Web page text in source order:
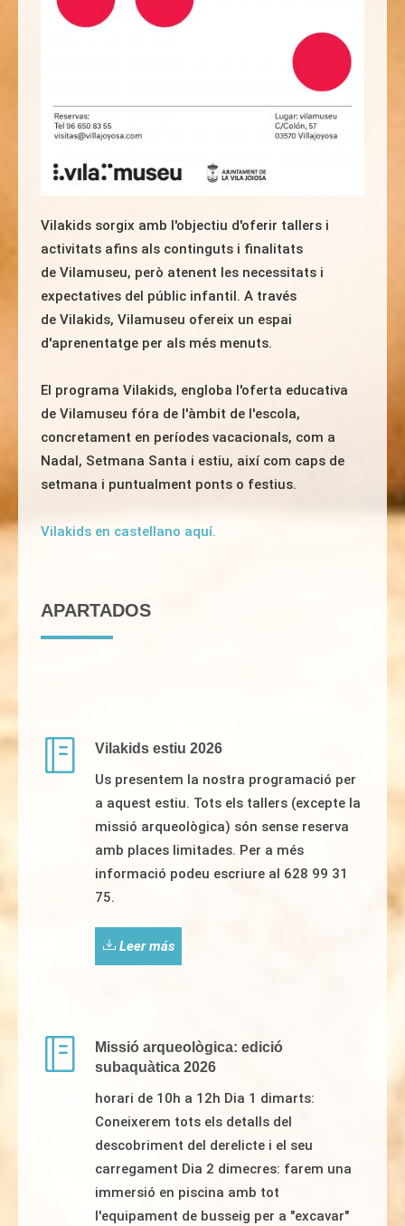
Vilakids sorgix amb l'objectiu d'oferir tallers i
activitats afins als continguts i finalitats
de Vilamuseu, però atenent les necessitats i
expectatives del públic infantil. A través
de Vilakids, Vilamuseu ofereix un espai
d'aprenentatge per als més menuts.
El programa Vilakids, engloba l'oferta educativa
de Vilamuseu fóra de l'àmbit de l'escola,
concretament en períodes vacacionals, com a
Nadal, Setmana Santa i estiu, així com caps de
setmana i puntualment ponts o festius.
Vilakids en castellano aquí.
APARTADOS
Vilakids estiu 2026
Us presentem la nostra programació per
a aquest estiu. Tots els tallers (excepte la
missió arqueològica) són sense reserva
amb places limitades. Per a més
informació podeu escriure al 628 99 31
75.
Leer más
Missió arqueològica: edició
subaquàtica 2026
horari de 10h a 12h Dia 1 dimarts:
Coneixerem tots els detalls del
descobriment del derelicte i el seu
carregament Dia 2 dimecres: farem una
immersió en piscina amb tot
l'equipament de busseig per a "excavar"